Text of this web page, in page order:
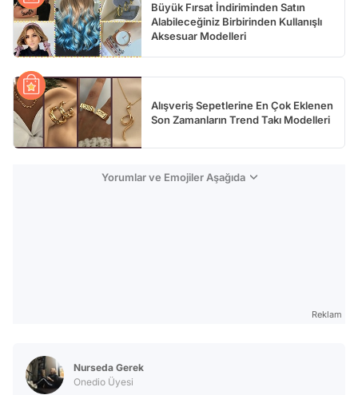
Büyük Fırsat İndiriminden Satın
Alabileceğiniz Birbirinden Kullanışlı
Aksesuar Modelleri
Alışveriş Sepetlerine En Çok Eklenen
Son Zamanların Trend Takı Modelleri
Yorumlar ve Emojiler Aşağıda
Reklam
Nurseda Gerek
Onedio Üyesi